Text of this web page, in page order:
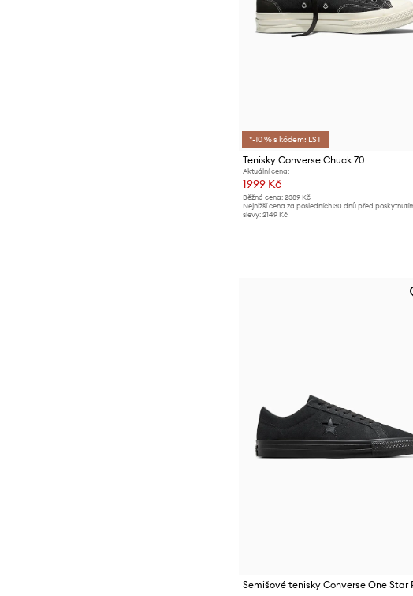
*-10 % s kódem: LST
Tenisky Converse Chuck 70
Aktuální cena:
1999 Kč
Běžná cena: 2389 Kč
Nejnižší cena za posledních 30 dnů před
slevy: 2149 Kč
Semišové tenisky Converse One Star